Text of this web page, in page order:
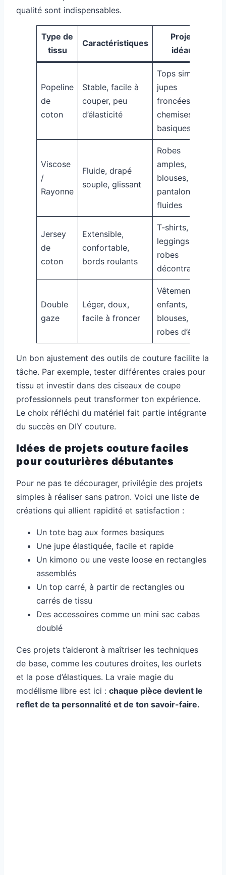
qualité sont indispensables.
Type de
tissu
Caractéristiques
Projets
idéaux
Popeline
de
coton
Stable, facile à
couper, peu
d’élasticité
Tops simples,
jupes
froncées,
chemises
basiques
Viscose
/
Rayonne
Fluide, drapé
souple, glissant
Robes
amples,
blouses,
pantalons
fluides
Jersey
de
coton
Extensible,
confortable,
bords roulants
T-shirts,
leggings,
robes
décontractées
Double
gaze
Léger, doux,
facile à froncer
Vêtements
enfants,
blouses,
robes d’été
Un bon ajustement des outils de couture facilite la
tâche. Par exemple, tester différentes craies pour
tissu et investir dans des ciseaux de coupe
professionnels peut transformer ton expérience.
Le choix réfléchi du matériel fait partie intégrante
du succès en DIY couture.
Idées de projets couture faciles
pour couturières débutantes
Pour ne pas te décourager, privilégie des projets
simples à réaliser sans patron. Voici une liste de
créations qui allient rapidité et satisfaction :
Un tote bag aux formes basiques
Une jupe élastiquée, facile et rapide
Un kimono ou une veste loose en rectangles
assemblés
Un top carré, à partir de rectangles ou
carrés de tissu
Des accessoires comme un mini sac cabas
doublé
Ces projets t’aideront à maîtriser les techniques
de base, comme les coutures droites, les ourlets
et la pose d’élastiques. La vraie magie du
modélisme libre est ici : chaque pièce devient le
reflet de ta personnalité et de ton savoir-faire.